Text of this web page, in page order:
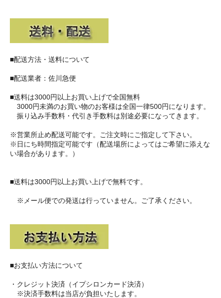
■配送方法・送料について
■配送業者：佐川急便
■送料は3000円以上お買い上げで全国無料
3000円未満のお買い物のお客様は全国一律500円になります。
振り込み手数料・代引き手数料は別途必要になってきます。
※営業所止め配送可能です。ご注文時にご指定して下さい。
※日にち時間指定可能です（配送場所によってはご希望に添えな
い場合があります。）
■送料は3000円以上お買い上げで無料です。
※メール便での発送は行っていません。ご了承ください。
■お支払い方法について
・クレジット決済（イプシロンカード決済）
※決済手数料は当店が負担いたします。